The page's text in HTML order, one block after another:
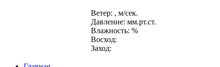
Ветер: , м/сек.
Давление: мм.рт.ст.
Влажность: %
Восход:
Заход: